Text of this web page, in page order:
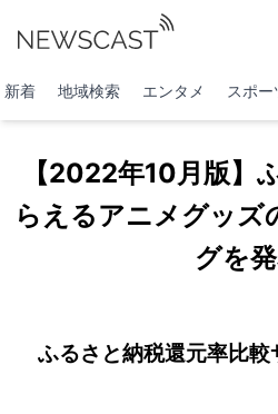
新着 地域検索 エンタメ スポー
【2022年10月版】
らえるアニメグッズ
グを
ふるさと納税還元率比較